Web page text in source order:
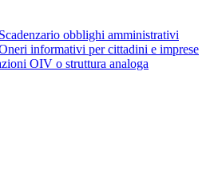
Scadenzario obblighi amministrativi
informativi per cittadini e imprese
OIV o struttura analoga